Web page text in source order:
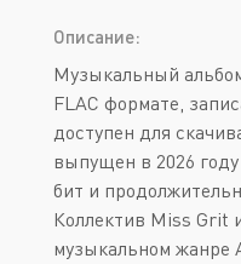
Описание:
Музыкальный
FLAC формате,
доступен для
выпущен в 2026
бит и
Коллектив Miss Grit
музыкальном жанре